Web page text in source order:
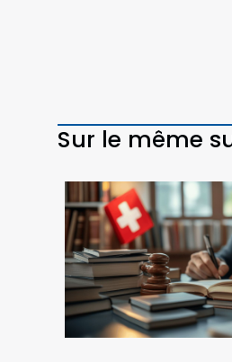
Sur le même